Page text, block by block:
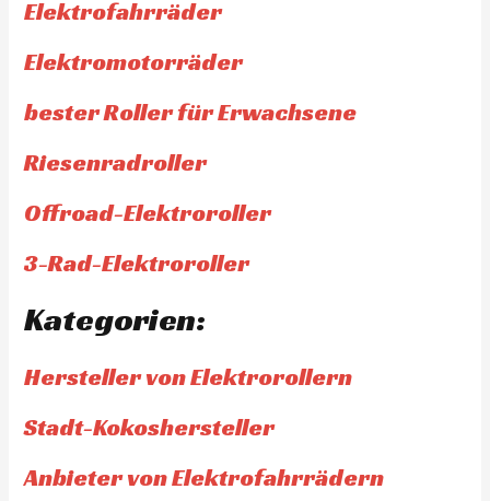
Elektrofahrräder
Elektromotorräder
bester Roller für Erwachsene
Riesenradroller
Offroad-Elektroroller
3-Rad-Elektroroller
Kategorien:
Hersteller von Elektrorollern
Stadt-Kokoshersteller
Anbieter von Elektrofahrrädern